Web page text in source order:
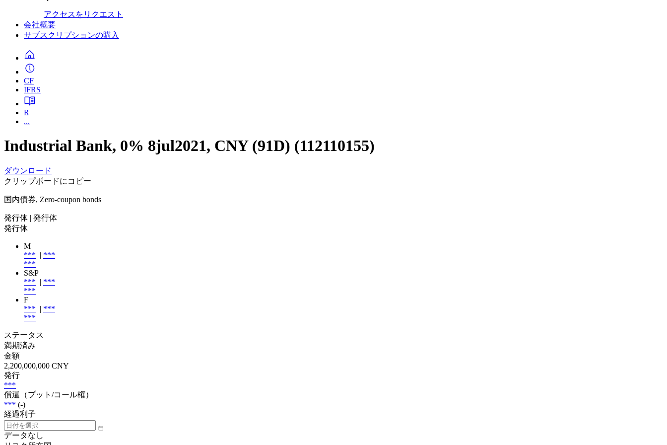
アクセスをリクエスト
会社概要
サブスクリプションの購入
CF
IFRS
R
...
Industrial Bank, 0% 8jul2021, CNY (91D) (112110155)
ダウンロード
クリップボードにコピー
国内債券, Zero-coupon bonds
発行体 | 発行体
発行体
M
*** | ***
***
S&P
*** | ***
***
F
*** | ***
***
ステータス
満期済み
金額
2,200,000,000 CNY
発行
***
償還（プット/コール権）
*** (-)
経過利子
データなし